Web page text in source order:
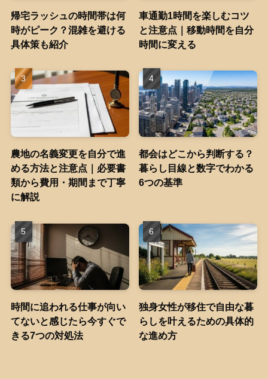
帰宅ラッシュの時間帯は何
時がピーク？混雑を避ける
具体策も紹介
車通勤1時間を楽しむコツ
と注意点｜移動時間を自分
時間に変える
農地の名義変更を自分で進
める方法と注意点｜必要書
類から費用・期間まで丁寧
に解説
都会はどこから判断する？
暮らし目線と数字でわかる
6つの基準
時間に追われる仕事が向い
てないと感じたら今すぐで
きる7つの対処法
独身女性が移住で自由な暮
らしを叶えるための具体的
な進め方